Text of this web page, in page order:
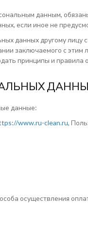
данным,
если иное не
данных другому лицу
заключаемого с
принципы и
данные:
www.ru-clean.ru,
осуществления